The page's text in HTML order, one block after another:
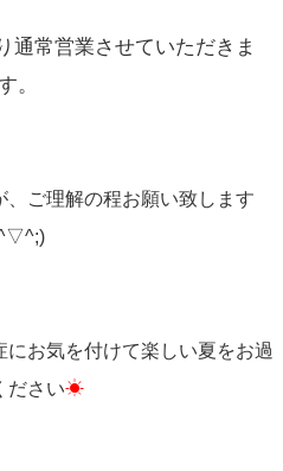
通常営業させていただきま
。
、ご理解の程お願い致します
お気を付けて楽しい夏をお過
ださい☀